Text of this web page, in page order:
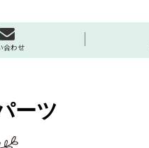
合わせ
ーツ